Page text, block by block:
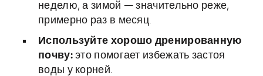
неделю, а зимой — значительно реже,
примерно раз в месяц.
Используйте хорошо дренированную
почву:это помогает избежать застоя
воды у корней.